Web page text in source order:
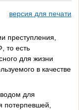
версия для печати
преступления,
то есть
для жизни
в качестве
для
потерпевшей,